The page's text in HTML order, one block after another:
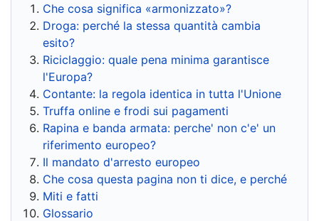
Che cosa significa «armonizzato»?
Droga: perché la stessa quantità cambia
esito?
Riciclaggio: quale pena minima garantisce
l'Europa?
Contante: la regola identica in tutta l'Unione
Truffa online e frodi sui pagamenti
Rapina e banda armata: perche' non c'e' un
riferimento europeo?
Il mandato d'arresto europeo
Che cosa questa pagina non ti dice, e perché
Miti e fatti
Glossario